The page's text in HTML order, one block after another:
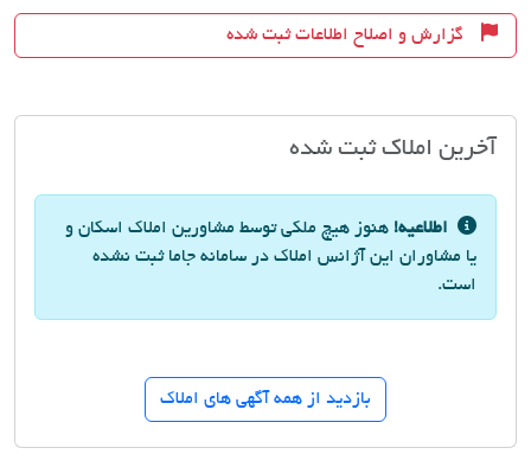
گزارش و اصلاح اطلاعات ثبت شده
آخرین املاک ثبت شده
اطلاعیه! هنوز هیچ ملکی توسط مشاورین املاک اسکان و
یا مشاوران این آژانس املاک در سامانه جاما ثبت نشده
است.
بازدید از همه آگهی های املاک